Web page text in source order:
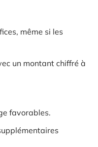
même si les
un montant chiffré à
favorables.